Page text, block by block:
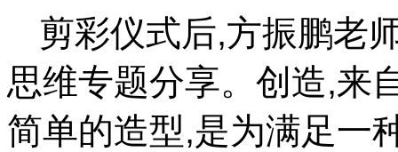
剪彩仪式后,方振鹏老
思维专题分享。创造,来
简单的造型,是为满足一